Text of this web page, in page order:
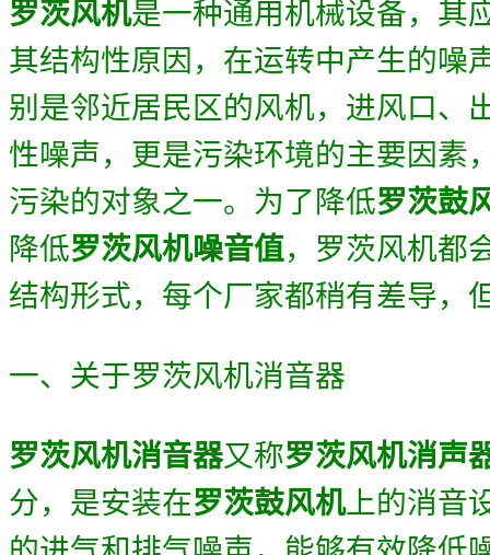
罗茨风机是一种通用机械设备，其
其结构性原因， 在运转中产生的噪
别是邻近居民区的风机，进风口、
性噪声，更是污染环境的主要因素
污染的对象之一。 为了降低罗茨鼓
降低罗茨风机噪音值，罗茨风机都
结构形式，每个厂家都稍有差导，
一、关于罗茨风机消音器
罗茨风机消音器又称罗茨风机消声
分， 是安装在罗茨鼓风机上的消音